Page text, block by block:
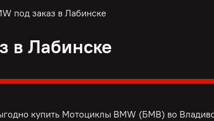
под заказ в Лабинске
в Лабинске
купить Мотоциклы BMW (БМВ) во